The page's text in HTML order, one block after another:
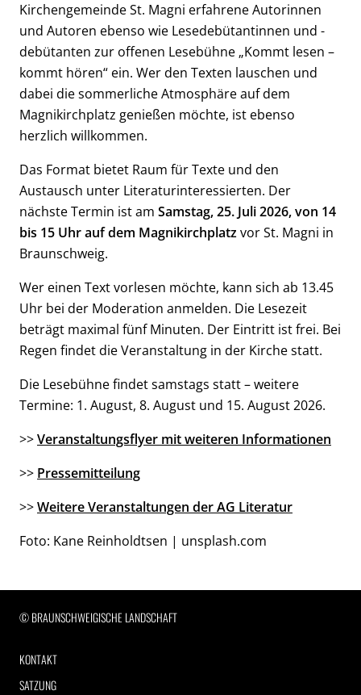
Kirchengemeinde St. Magni erfahrene Autorinnen
und Autoren ebenso wie Lesedebütantinnen und -
debütanten zur offenen Lesebühne „Kommt lesen –
kommt hören“ ein. Wer den Texten lauschen und
dabei die sommerliche Atmosphäre auf dem
Magnikirchplatz genießen möchte, ist ebenso
herzlich willkommen.
Das Format bietet Raum für Texte und den
Austausch unter Literaturinteressierten. Der
nächste Termin ist am Samstag, 25. Juli 2026, von 14
bis 15 Uhr auf dem Magnikirchplatzvor St. Magni in
Braunschweig.
Wer einen Text vorlesen möchte, kann sich ab 13.45
Uhr bei der Moderation anmelden. Die Lesezeit
beträgt maximal fünf Minuten. Der Eintritt ist frei. Bei
Regen findet die Veranstaltung in der Kirche statt.
Die Lesebühne findet samstags statt – weitere
Termine: 1. August, 8. August und 15. August 2026.
>>Veranstaltungsflyer mit weiteren Informationen
>> Pressemitteilung
>>Weitere Veranstaltungen der AG Literatur
Foto: Kane Reinholdtsen | unsplash.com
RECHTLICHE INFORMATIONEN
© BRAUNSCHWEIGISCHE LANDSCHAFT
KONTAKT
SATZUNG